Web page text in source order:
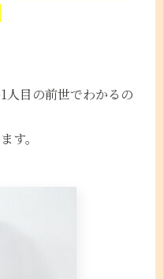
人目の前世でわかるの
す。